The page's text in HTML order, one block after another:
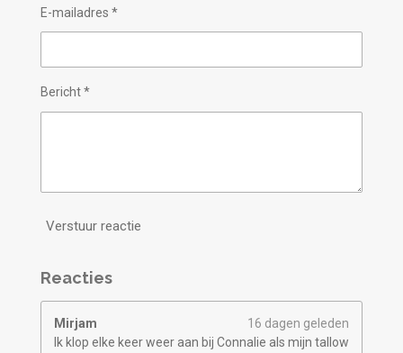
E-mailadres *
Bericht *
Verstuur reactie
Reacties
Mirjam
16 dagen geleden
Ik klop elke keer weer aan bij Connalie als mijn tallow